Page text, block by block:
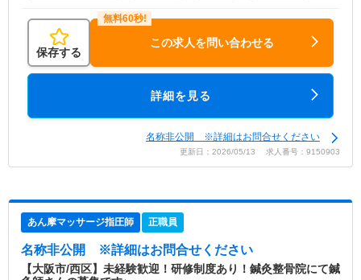
保存する
この求人を問い合わせる
詳細を見る
名称非公開 ※詳細はお問合せください
更新日：2026/05/13 求人番号：9150903
あん摩マッサージ指圧師 正職員
名称非公開 ※詳細はお問合せください
【大阪市/西区】未経験歓迎！研修制度あり！鍼灸整骨院にて鍼